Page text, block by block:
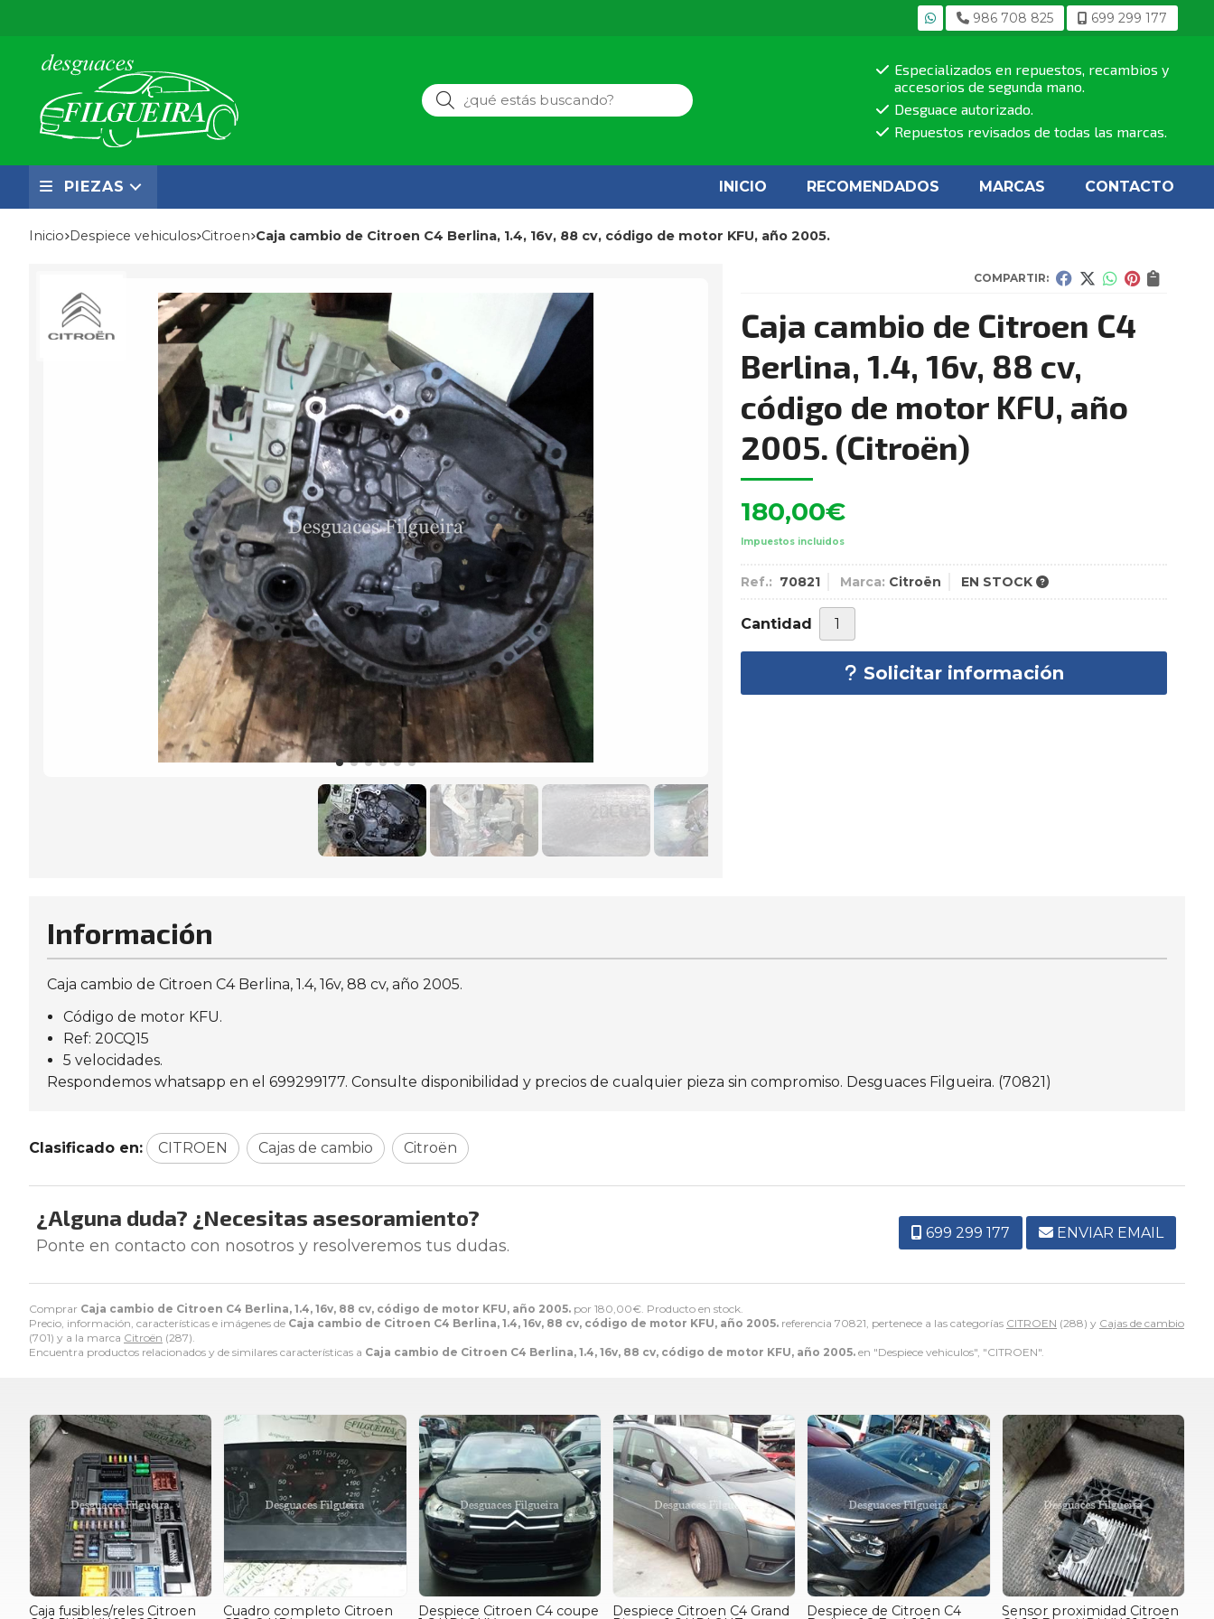
986 708 825 699 299 177
Buscar
Especializados en repuestos, recambios y
accesorios de segunda mano.
Desguace autorizado.
Repuestos revisados de todas las marcas.
PIEZAS INICIO RECOMENDADOS MARCAS CONTACTO
Inicio despiece vehiculos citroen Caja cambio de Citroen C4 Berlina, 1.4, 16v, 88 cv, código de motor KFU, año 2005.
COMPARTIR:
Caja cambio de Citroen C4
Berlina, 1.4, 16v, 88 cv,
código de motor KFU, año
2005. (Citroën)
180,00€
Impuestos incluidos
Ref.: 70821 Marca: Citroën EN STOCK
Cantidad
Solicitar información
Comprar Caja cambio de Citroen C4 Berlina, 1.4, 16v, 88 cv, código de motor KFU, año 2005. por 180,00€ . Producto en stock.
Precio, información, características e imágenes de Caja cambio de Citroen C4 Berlina, 1.4, 16v, 88 cv, código de motor KFU, año 2005. referencia 70821, pertenece a las categorías CITROEN (288) y Cajas de cambio
(701) y a la marca Citroën (287).
Encuentra productos relacionados y de similares características a Caja cambio de Citroen C4 Berlina, 1.4, 16v, 88 cv, código de motor KFU, año 2005. en "Despiece vehiculos", "CITROEN".
Información
Caja cambio de Citroen C4 Berlina, 1.4, 16v, 88 cv, año 2005.
Código de motor KFU.
Ref: 20CQ15
5 velocidades.
Respondemos whatsapp en el 699299177. Consulte disponibilidad y precios de cualquier pieza sin compromiso. Desguaces Filgueira. (70821)
Clasificado en: CITROEN Cajas de cambio Citroën
¿Alguna duda? ¿Necesitas asesoramiento?
Ponte en contacto con nosotros y resolveremos tus dudas.
699 299 177 ENVIAR EMAIL
Caja fusibles/reles Citroen Cuadro completo Citroen Despiece Citroen C4 coupe Despiece Citroen C4 Grand Despiece de Citroen C4 Sensor proximidad Citroen